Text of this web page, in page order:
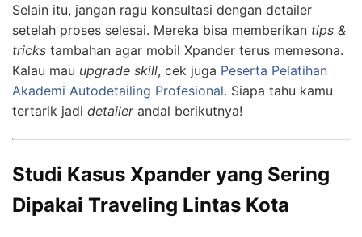
Selain itu, jangan ragu konsultasi dengan detailer
setelah proses selesai. Mereka bisa memberikan tips &
tricks tambahan agar mobil Xpander terus memesona.
Kalau mau upgrade skill, cek juga Peserta Pelatihan
Akademi Autodetailing Profesional. Siapa tahu kamu
tertarik jadi detailerandal berikutnya!
Studi Kasus Xpander yang Sering
Dipakai Traveling Lintas Kota